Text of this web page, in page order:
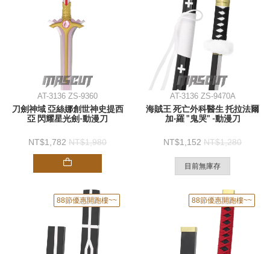
AT-3136 ZS-9360
刀劍神域 亞絲娜創世神史提西
亞 閃耀星光劍-動漫刀
1,782 1,980
AT-3136 ZS-9470A
海賊王 死亡外科醫生 托拉法爾
加‧羅 "鬼哭" -動漫刀
1,152 1,280
目前無庫存
88節優惠開跑樓~~ 88節優惠開跑樓~~